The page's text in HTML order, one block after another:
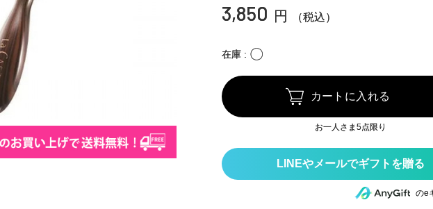
3,850 円 （税込）
在庫 〇
カートに入れる
お一人さま5点限り
のe